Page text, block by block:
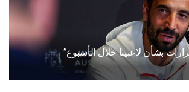
بشأن لاعبينا خلال الأسبوع”